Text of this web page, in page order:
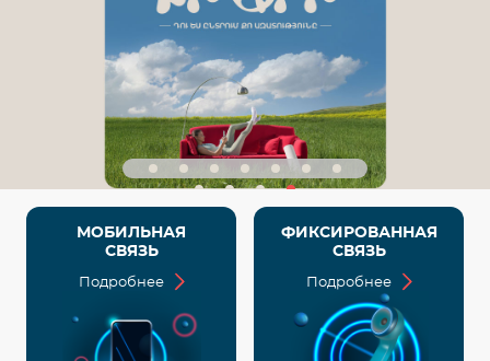
МОБИЛЬНАЯ
СВЯЗЬ
Подробнее
ФИКСИРОВАННАЯ
СВЯЗЬ
Подробнее